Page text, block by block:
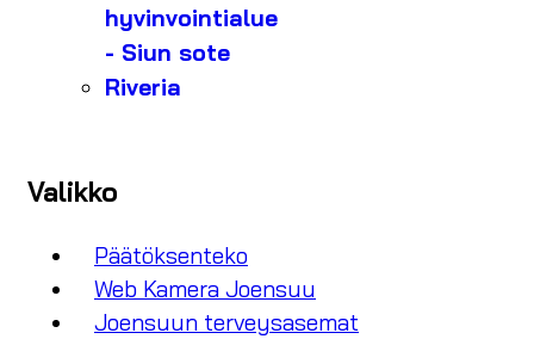
hyvinvointialue
- Siun sote
Riveria
Valikko
Päätöksenteko
Web Kamera Joensuu
Joensuun terveysasemat